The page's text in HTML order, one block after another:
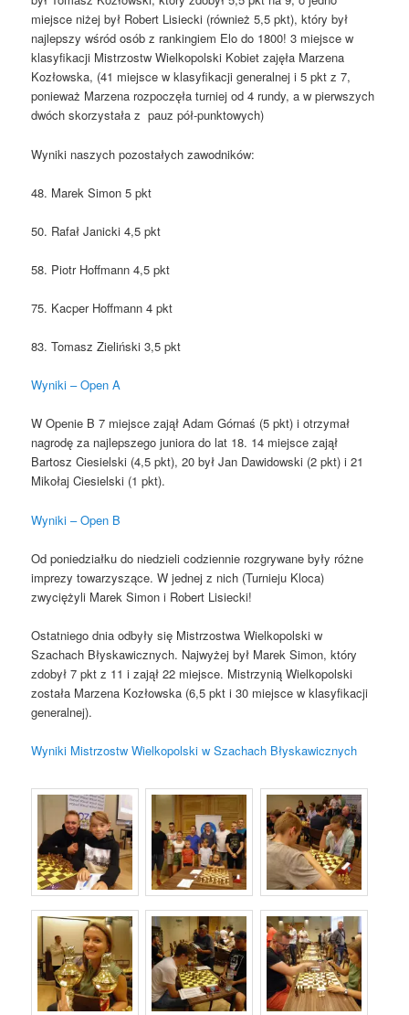
miejsce niżej był Robert Lisiecki (również 5,5 pkt), który był
najlepszy wśród osób z rankingiem Elo do 1800! 3 miejsce w
klasyfikacji Mistrzostw Wielkopolski Kobiet zajęła Marzena
Kozłowska, (41 miejsce w klasyfikacji generalnej i 5 pkt z 7,
ponieważ Marzena rozpoczęła turniej od 4 rundy, a w pierwszych
dwóch skorzystała z pauz pół-punktowych)
Wyniki naszych pozostałych zawodników:
48. Marek Simon 5 pkt
50. Rafał Janicki 4,5 pkt
58. Piotr Hoffmann 4,5 pkt
75. Kacper Hoffmann 4 pkt
83. Tomasz Zieliński 3,5 pkt
Wyniki – Open A
W Openie B 7 miejsce zajął Adam Górnaś (5 pkt) i otrzymał
nagrodę za najlepszego juniora do lat 18. 14 miejsce zajął
Bartosz Ciesielski (4,5 pkt), 20 był Jan Dawidowski (2 pkt) i 21
Mikołaj Ciesielski (1 pkt).
Wyniki – Open B
Od poniedziałku do niedzieli codziennie rozgrywane były różne
imprezy towarzyszące. W jednej z nich (Turnieju Kloca)
zwyciężyli Marek Simon i Robert Lisiecki!
Ostatniego dnia odbyły się Mistrzostwa Wielkopolski w
Szachach Błyskawicznych. Najwyżej był Marek Simon, który
zdobył 7 pkt z 11 i zajął 22 miejsce. Mistrzynią Wielkopolski
została Marzena Kozłowska (6,5 pkt i 30 miejsce w klasyfikacji
generalnej).
Wyniki Mistrzostw Wielkopolski w Szachach Błyskawicznych